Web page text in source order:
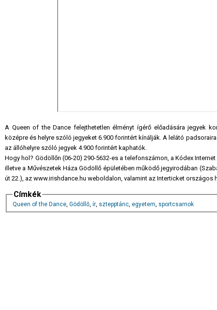
A Queen of the Dance felejthetetlen élményt ígérő előadására jegyek
középre és helyre szóló jegyeket 6.900 forintért kínálják. A lelátó
az állóhelyre szóló jegyek 4.900 forintért kaphatók.
Hogy hol? Gödöllőn (06-20) 290-5632-es a telefonszámon, a Kódex
illetve a Művészetek Háza Gödöllő épületében működő jegyirodában
út 22.), az www.irishdance.hu weboldalon, valamint az Interticket
Címkék
Queen of the Dance, Gödöllő, ír, sztepptánc, egyetem, sportcsarnok